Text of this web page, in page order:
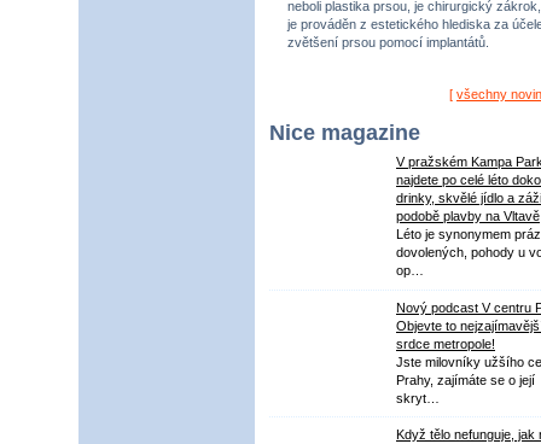
neboli plastika prsou, je chirurgický
je prováděn z estetického hlediska za
zvětšení prsou pomocí implantátů.
[ všechny
Nice magazine
V pražském Kampa
najdete po celé léto
drinky, skvělé jídlo a
podobě plavby na Vltavě
Léto je synonymem
dovolených, pohody u
op…
Nový podcast V centru
Objevte to
srdce metropole!
Jste milovníky užšího
Prahy, zajímáte se o její
skryt…
Když tělo nefunguje, jak